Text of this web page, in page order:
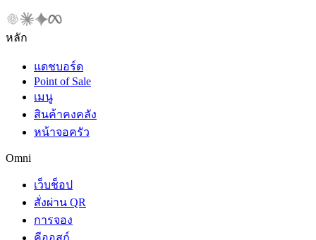
หลัก
แดชบอร์ด
Point of Sale
เมนู
สินค้าคงคลัง
หน้าจอครัว
Omni
เว็บช็อป
สั่งผ่าน QR
การจอง
คีออสก์